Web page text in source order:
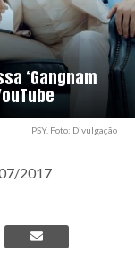
‘Gangnam
PSY. Foto: Divulgação
2017